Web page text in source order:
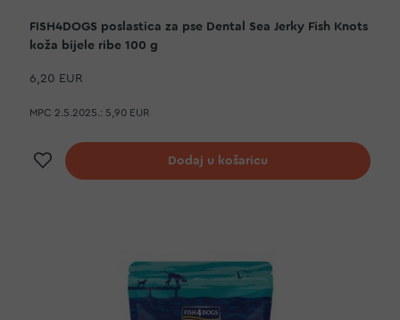
FISH4DOGS poslastica za pse Dental Sea Jerky Fish Knots
koža bijele ribe 100 g
6,20 EUR
MPC 2.5.2025.: 5,90 EUR
Dodaj na listu želja
Dodaj u košaricu